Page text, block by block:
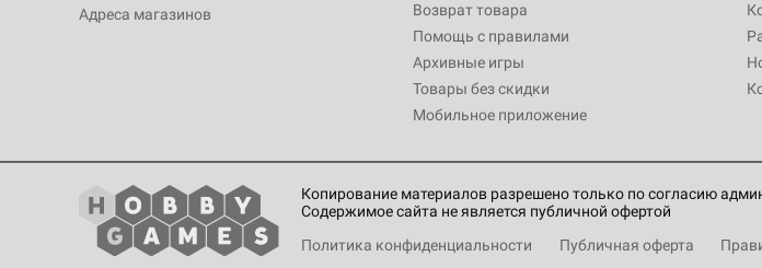
Адреса магазинов
Возврат товара
Помощь с правилами
Архивные игры
Товары без скидки
Мобильное приложение
Копирование материалов разрешено только по согласию
Содержимое сайта не является публичной офертой
Политика конфиденциальности
Публичная оферта